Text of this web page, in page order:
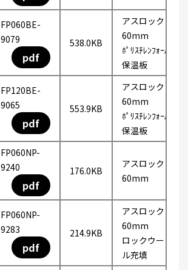
FP060BE-
9079
pdf
538.0KB
アスロック
60mm
ﾎﾟﾘｽﾁﾚﾝﾌｫｰﾑ
保温板
FP120BE-
9065
pdf
553.9KB
アスロック
60mm
ﾎﾟﾘｽﾁﾚﾝﾌｫｰﾑ
保温板
FP060NP-
9240
pdf
176.0KB
アスロック
60mm
FP060NP-
9283
pdf
214.9KB
アスロック
60mm
ロックウー
ル充填